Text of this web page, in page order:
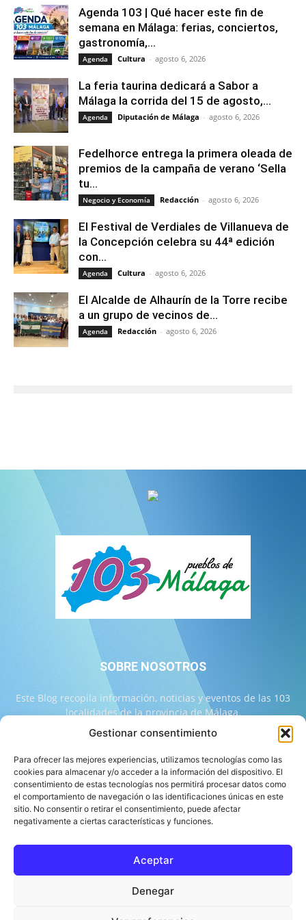
Gestionar consentimiento
Para ofrecer las mejores experiencias, utilizamos tecnologías como las
cookies para almacenar y/o acceder a la información del dispositivo. El
consentimiento de estas tecnologías nos permitirá procesar datos como
el comportamiento de navegación o las identificaciones únicas en este
sitio. No consentir o retirar el consentimiento, puede afectar
negativamente a ciertas características y funciones.
Aceptar
Denegar
Agenda 103 | Qué hacer este fin de
semana en Málaga: ferias, conciertos,
gastronomía,...
Agenda Cultura - agosto 6, 2026
La feria taurina dedicará a Sabor a
Málaga la corrida del 15 de agosto,...
Agenda Diputación de Málaga - agosto 6, 2026
Fedelhorce entrega la primera oleada de
premios de la campaña de verano ‘Sella
tu...
Negocio y Economía Redacción - agosto 6, 2026
El Festival de Verdiales de Villanueva de
la Concepción celebra su 44ª edición
con...
Agenda Cultura - agosto 6, 2026
El Alcalde de Alhaurín de la Torre recibe
a un grupo de vecinos de...
Agenda Redacción - agosto 6, 2026
SOBRE NOSOTROS
Este Blog recopila información, noticias y eventos de las 103
localidades de la provincia de Málaga.
Contáctanos: info@103malaga.com
SÍGUENOS
Equipo de 103 Málaga
Aviso Legal